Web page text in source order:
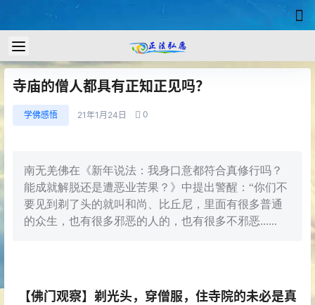
寺庙的僧人都具有正知正见吗？
学佛感悟 21年1月24日 0
南无羌佛在《新年说法：我身口意都符合真修行吗？
能成就解脱还是遭恶业苦果？》中提出警醒：“你们不
要见到剃了头的就叫和尚、比丘尼，里面有很多普通
的众生，也有很多邪恶的人的，也有很多不邪恶......
【佛门观察】剃光头，穿僧服，住寺院的未必是真